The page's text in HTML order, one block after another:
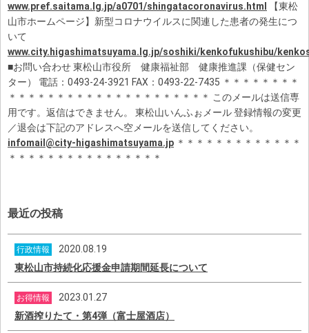
www.pref.saitama.lg.jp/a0701/shingatacoronavirus.html
【東松
山市ホームページ】新型コロナウイルスに関連した患者の発生につ
いて
www.city.higashimatsuyama.lg.jp/soshiki/kenkofukushibu/
■お問い合わせ 東松山市役所 健康福祉部 健康推進課（保健セン
ター） 電話：0493-24-3921 FAX：0493-22-7435 ＊＊＊＊＊＊＊＊
＊＊＊＊＊＊＊＊＊＊＊＊＊＊＊＊＊＊＊＊＊ このメールは送信専
用です。返信はできません。 東松山いんふぉメール 登録情報の変更
／退会は下記のアドレスへ空メールを送信してください。
infomail@city-higashimatsuyama.jp ＊＊＊＊＊＊＊＊＊＊＊＊＊
＊＊＊＊＊＊＊＊＊＊＊＊＊＊＊＊
最近の投稿
行政情報
2020.08.19
東松山市持続化応援金申請期間延長について
お得情報
2023.01.27
新酒搾りたて・第4弾（富士屋酒店）